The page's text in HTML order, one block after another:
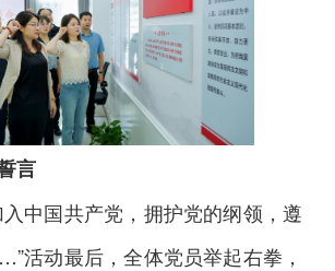
言
入中国共产党，拥护党的纲领，遵
活动最后，全体党员举起右拳，